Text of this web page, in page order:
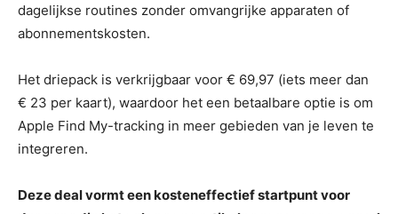
dagelijkse routines zonder omvangrijke apparaten of
abonnementskosten.
Het driepack is verkrijgbaar voor € 69,97 (iets meer dan
€ 23 per kaart), waardoor het een betaalbare optie is om
Apple Find My-tracking in meer gebieden van je leven te
integreren.
Deze deal vormt een kosteneffectief startpunt voor